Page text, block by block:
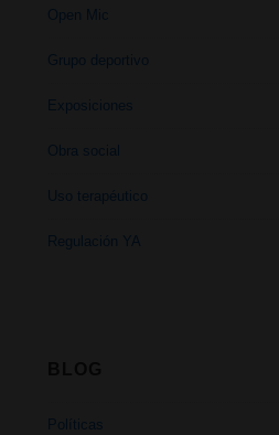
Open Mic
Grupo deportivo
Exposiciones
Obra social
Uso terapéutico
Regulación YA
Políticas